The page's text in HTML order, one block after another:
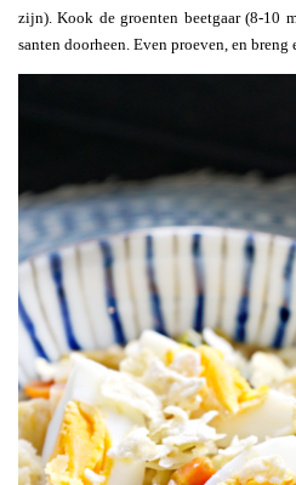
zijn). Kook de groenten beetgaar (8-10
santen doorheen. Even proeven, en breng